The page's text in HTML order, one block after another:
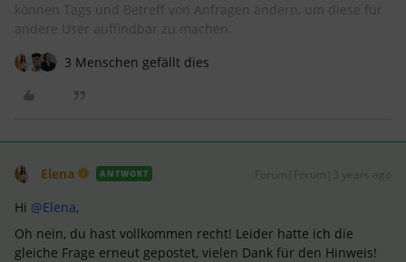
können Tags und Betreff von Anfragen ändern, um diese für
andere User auffindbar zu machen.
3 Menschen gefällt dies
Elena ANTWORT
Hi @Elena,
Oh nein, du hast vollkommen recht! Leider hatte ich die
gleiche Frage erneut gepostet, vielen Dank für den Hinweis!